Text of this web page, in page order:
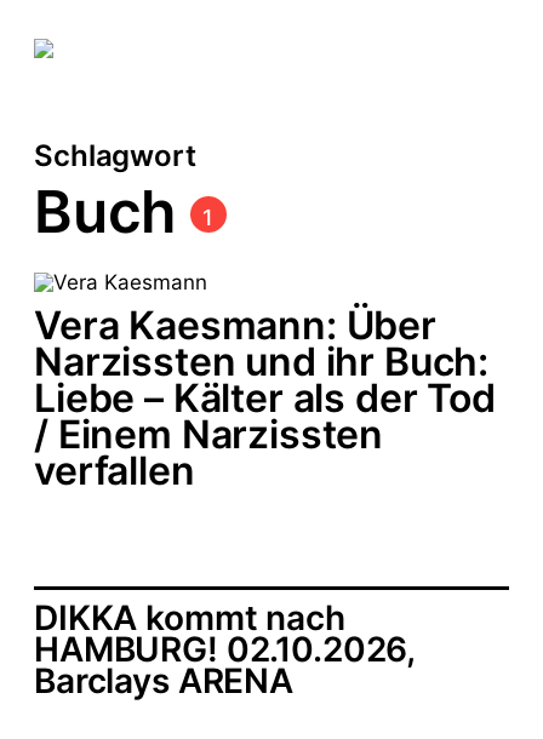
Schlagwort
Buch 1
Vera Kaesmann: Über
Narzissten und ihr Buch:
Liebe – Kälter als der Tod
/ Einem Narzissten
verfallen
DIKKA kommt nach
HAMBURG! 02.10.2026,
Barclays ARENA